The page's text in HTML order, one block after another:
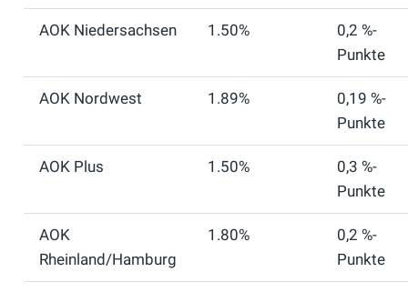
AOK Niedersachsen 1.50%
0,2 %-
Punkte
AOK Nordwest 1.89%
0,19 %-
Punkte
AOK Plus 1.50%
0,3 %-
Punkte
AOK
Rheinland/Hamburg
1.80%
0,2 %-
Punkte